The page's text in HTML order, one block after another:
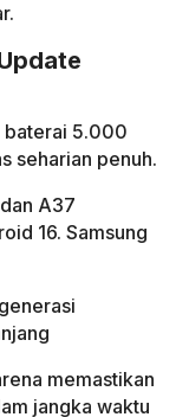
baterai 5.000
seharian penuh.
A37
16. Samsung
memastikan
jangka waktu